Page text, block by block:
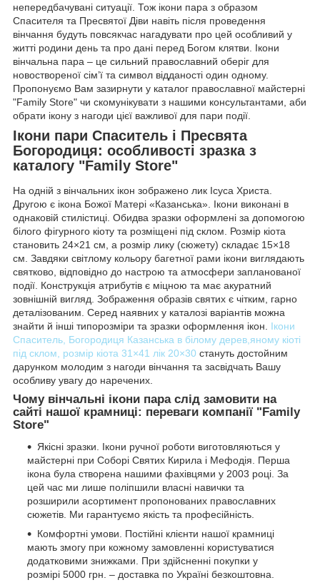
непередбачувані ситуації. Тож ікони пара з образом
Спасителя та Пресвятої Діви навіть після проведення
вінчання будуть повсякчас нагадувати про цей особливий у
житті родини день та про дані перед Богом клятви. Ікони
вінчальна пара – це сильний православний оберіг для
новоствореної сім’ї та символ відданості один одному.
Пропонуємо Вам зазирнути у каталог православної майстерні
"Family Store" чи скомунікувати з нашими консультантами, аби
обрати ікону з нагоди цієї важливої для пари події.
Ікони пари Спаситель і Пресвята
Богородиця: особливості зразка з
каталогу "Family Store"
На одній з вінчальних ікон зображено лик Ісуса Христа.
Другою є ікона Божої Матері «Казанська». Ікони виконані в
однаковій стилістиці. Обидва зразки оформлені за допомогою
білого фігурного кіоту та розміщені під склом. Розмір кіота
становить 24×21 см, а розмір лику (сюжету) складає 15×18
см. Завдяки світлому кольору багетної рами ікони виглядають
святково, відповідно до настрою та атмосфери запланованої
події. Конструкція атрибутів є міцною та має акуратний
зовнішній вигляд. Зображення образів святих є чітким, гарно
деталізованим. Серед наявних у каталозі варіантів можна
знайти й інші типорозміри та зразки оформлення ікон. Ікони
Спаситель, Богородиця Казанська в білому дерев,яному кіоті
під склом, розмір кіота 31×41 лік 20×30 стануть достойним
дарунком молодим з нагоди вінчання та засвідчать Вашу
особливу увагу до наречених.
Чому вінчальні ікони пара слід замовити на
сайті нашої крамниці: переваги компанії "Family
Store"
Якісні зразки. Ікони ручної роботи виготовляються у
майстерні при Соборі Святих Кирила і Мефодія. Перша
ікона була створена нашими фахівцями у 2003 році. За
цей час ми лише поліпшили власні навички та
розширили асортимент пропонованих православних
сюжетів. Ми гарантуємо якість та професійність.
Комфортні умови. Постійні клієнти нашої крамниці
мають змогу при кожному замовленні користуватися
додатковими знижками. При здійсненні покупки у
розмірі 5000 грн. – доставка по Україні безкоштовна.